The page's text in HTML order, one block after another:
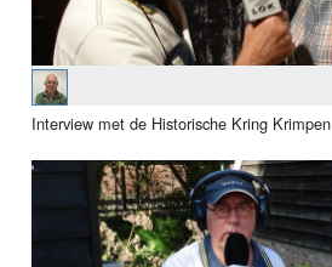
Interview met de Historische Kring Krimpen